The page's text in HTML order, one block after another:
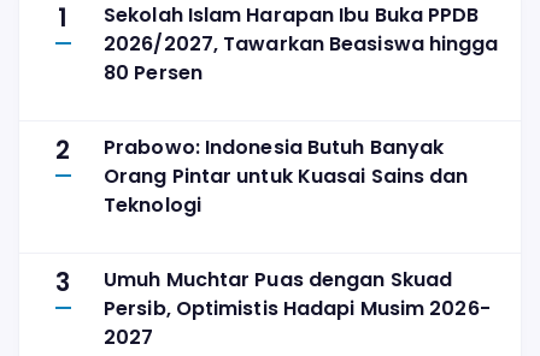
1
Sekolah Islam Harapan Ibu Buka PPDB
2026/2027, Tawarkan Beasiswa hingga
80 Persen
2
Prabowo: Indonesia Butuh Banyak
Orang Pintar untuk Kuasai Sains dan
Teknologi
3
Umuh Muchtar Puas dengan Skuad
Persib, Optimistis Hadapi Musim 2026-
2027